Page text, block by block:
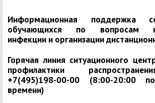
Информационная поддержка
обучающихся по вопросам
инфекции и организации
Горячая линия ситуационного
профилактики
+7(495)198-00-00 (8:00-20:00
времени)